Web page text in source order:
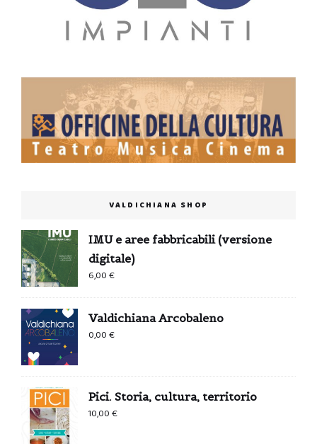
VALDICHIANA SHOP
IMU e aree fabbricabili (versione
digitale)
6,00€
Valdichiana Arcobaleno
0,00€
Pici. Storia, cultura, territorio
10,00€